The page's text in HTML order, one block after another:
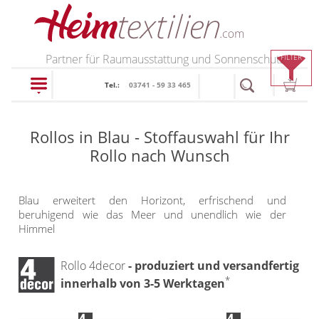
PRODUKTE
Faltstores in
Standardgrößen
Wabenplissee
Verdunklungsplissee
Sonnenschutz Plissee
Rollos nach Maß
Thermo Rollo
Doppelrollo
Partner für Raumausstattung und Sonnenschutz
Tel.: 03741 - 59 33 465
FILTER
Rollos in Blau - Stoffauswahl für Ihr
Rollo nach Wunsch
Blau erweitert den Horizont, erfrischend und
beruhigend wie das Meer und unendlich wie der
Himmel
Rollo 4decor- produziert und versandfertig
innerhalb von 3-5 Werktagen*